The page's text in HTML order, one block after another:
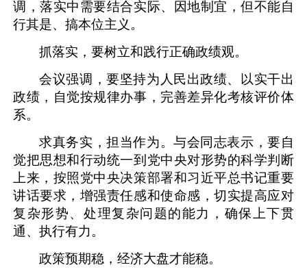
调，落实中需要结合实际、因地制宜，但不能自
行其是、搞本位主义。
抓落实，要树立和践行正确政绩观。
会议强调，要坚持为人民出政绩、以实干出
政绩，自觉按规律办事，完善差异化考核评价体
系。
求真务实，担当作为。与会同志表示，要自
觉把思想和行动统一到党中央对形势的科学判断
上来，按照党中央决策部署和习近平总书记重要
讲话要求，增强责任感和使命感，切实提高应对
复杂形势、处理复杂问题的能力，确保上下贯
通、执行有力。
政策预期稳，经济大盘才能稳。